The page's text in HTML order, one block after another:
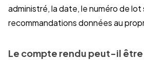
administré, la date, le numéro de
recommandations données au
Le compte rendu peut-il